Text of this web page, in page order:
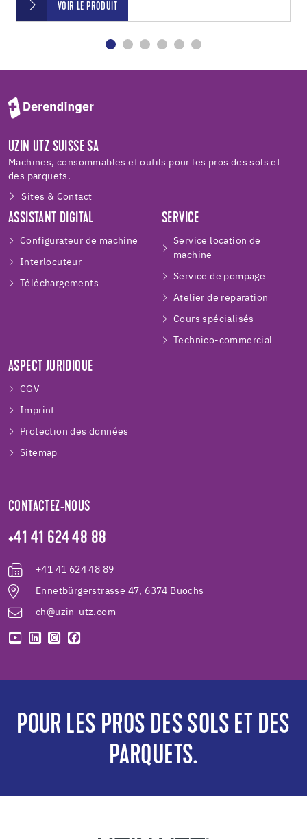
VOIR LE PRODUIT
UZIN UTZ SUISSE SA
Machines, consommables et outils pour les pros des sols et
des parquets.
Sites & Contact
ASSISTANT DIGITAL
Configurateur de machine
Interlocuteur
Téléchargements
SERVICE
Service location de
machine
Service de pompage
Atelier de reparation
Cours spécialisés
Technico-commercial
ASPECT JURIDIQUE
CGV
Imprint
Protection des données
Sitemap
CONTACTEZ-NOUS
+41 41 624 48 88
+41 41 624 48 89
Ennetbürgerstrasse 47, 6374 Buochs
ch@uzin-utz.com
POUR LES PROS DES SOLS ET DES
PARQUETS.